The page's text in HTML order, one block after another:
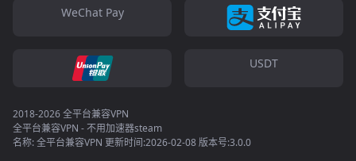
WeChat Pay
USDT
2018-2026 全平台兼容VPN
全平台兼容VPN - 不用加速器steam
名称: 全平台兼容VPN 更新时间:2026-02-08 版本号:3.0.0